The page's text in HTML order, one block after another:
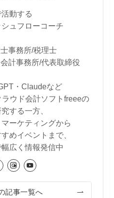
動する
ュフローコーチ
事務所/税理士
計事務所/代表取締役
・Claudeなど
ウド会計ソフトfreeeの
する一方、
ーケティングから
めイベントまで、
広く情報発信中
記事一覧へ